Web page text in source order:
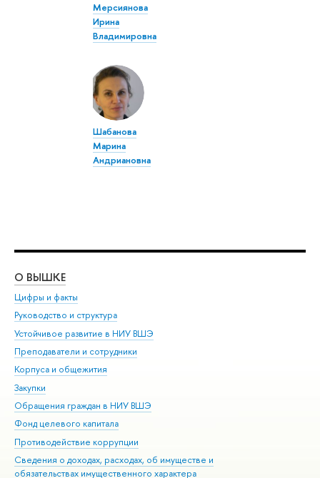
Мерсиянова
Ирина
Владимировна
Шабанова
Марина
Андриановна
О ВЫШКЕ
Цифры и факты
Руководство и структура
Устойчивое развитие в НИУ ВШЭ
Преподаватели и сотрудники
Корпуса и общежития
Закупки
Обращения граждан в НИУ ВШЭ
Фонд целевого капитала
Противодействие коррупции
Сведения о доходах, расходах, об имуществе и
обязательствах имущественного характера